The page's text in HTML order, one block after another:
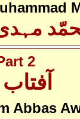
مہدی
2
Abbas